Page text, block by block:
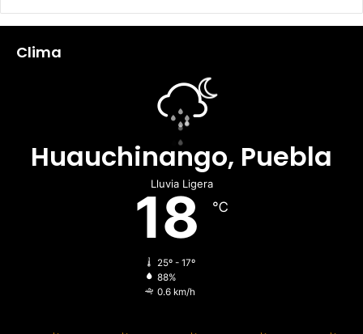
Clima
Huauchinango, Puebla
Lluvia Ligera
18 ℃
25º - 17º
88%
0.6 km/h